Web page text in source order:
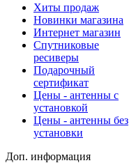
Хиты продаж
Новинки магазина
Интернет магазин
Спутниковые
ресиверы
Подарочный
сертификат
Цены - антенны с
установкой
Цены - антенны без
установки
Доп. информация